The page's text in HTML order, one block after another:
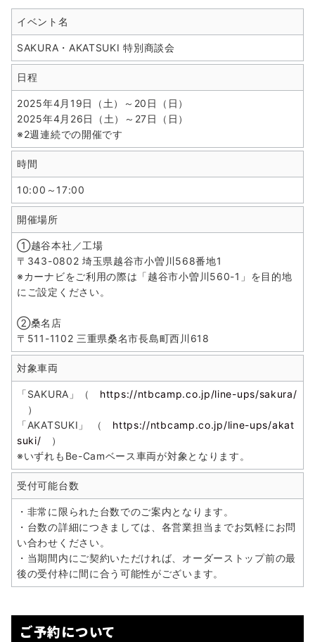
イベント名
SAKURA・AKATSUKI 特別商談会
日程
2025年4月19日（土）～20日（日）
2025年4月26日（土）～27日（日）
※2週連続での開催です
時間
10:00～17:00
開催場所
①越谷本社／工場
〒343-0802 埼玉県越谷市小曽川568番地1
※カーナビをご利用の際は「越谷市小曽川560-1」を目的地
にご設定ください。
②桑名店
〒511-1102 三重県桑名市長島町西川618
対象車両
「SAKURA」（ https://ntbcamp.co.jp/line-ups/sakura/
）
「AKATSUKI」 （ https://ntbcamp.co.jp/line-ups/akat
suki/ ）
※いずれもBe-Camベース車両が対象となります。
受付可能台数
・非常に限られた台数でのご案内となります。
・台数の詳細につきましては、各営業担当までお気軽にお問
い合わせください。
・当期間内にご契約いただければ、オーダーストップ前の最
後の受付枠に間に合う可能性がございます。
ご予約について